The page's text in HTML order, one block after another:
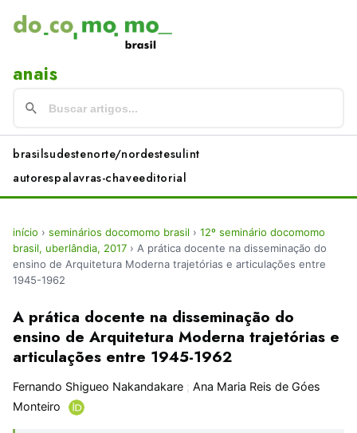
anais
brasilsudestenorte/nordestesulint
autorespalavras-chaveeditorial
início › seminários docomomo brasil › 12º seminário docomomo
brasil, uberlândia, 2017 › A prática docente na disseminação do
ensino de Arquitetura Moderna trajetórias e articulações entre
1945-1962
A prática docente na disseminação do
ensino de Arquitetura Moderna trajetórias e
articulações entre 1945-1962
Fernando Shigueo Nakandakare ; Ana Maria Reis de Góes
Monteiro